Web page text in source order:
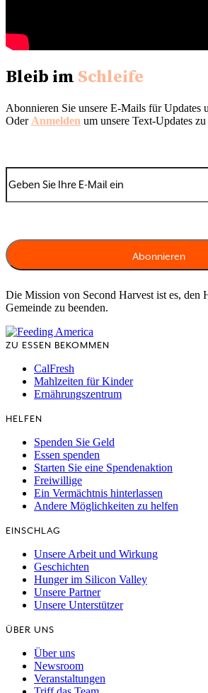
Bleib im Schleife
Abonnieren Sie unsere E-Mails für Updates
Oder Anmelden um unsere Text-Updates zu
Die Mission von Second Harvest ist es, den
Gemeinde zu beenden.
ZU ESSEN BEKOMMEN
CalFresh
Mahlzeiten für Kinder
Ernährungszentrum
HELFEN
Spenden Sie Geld
Essen spenden
Starten Sie eine Spendenaktion
Freiwillige
Ein Vermächtnis hinterlassen
Andere Möglichkeiten zu helfen
EINSCHLAG
Unsere Arbeit und Wirkung
Geschichten
Hunger im Silicon Valley
Unsere Partner
Unsere Unterstützer
ÜBER UNS
Über uns
Newsroom
Veranstaltungen